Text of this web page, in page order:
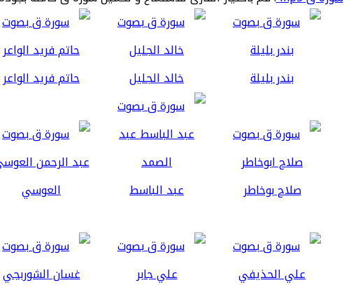
بندر بليلة خالد الجليل حاتم فريد الواعر
صلاح بوخاطر عبد الباسط العوسي